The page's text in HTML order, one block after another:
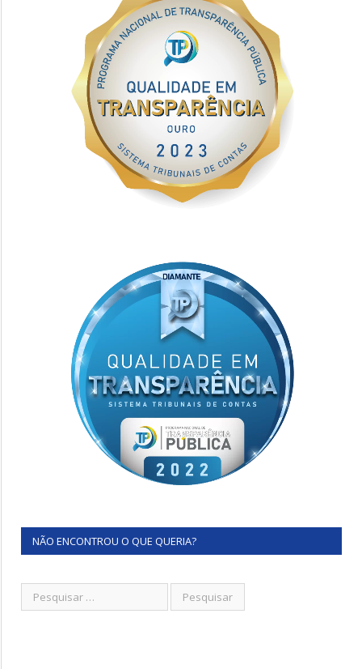
NÃO ENCONTROU O QUE QUERIA?